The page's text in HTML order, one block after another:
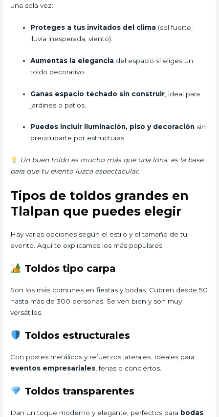
una sola vez:
Proteges a tus invitados del clima (sol fuerte,
lluvia inesperada, viento).
Aumentas la elegancia del espacio si eliges un
toldo decorativo.
Ganas espacio techado sin construir , ideal para
jardines o patios.
Puedes incluir iluminación, piso y decoración sin
preocuparte por estructuras.
Un buen toldo es mucho más que una lona: es la base
para que tu evento luzca espectacular.
Tipos de toldos grandes en
Tlalpan que puedes elegir
Hay varias opciones según el estilo y el tamaño de tu
evento. Aquí te explicamos los más populares:
Toldos tipo carpa
Son los más comunes en fiestas y bodas. Cubren desde 50
hasta más de 300 personas. Se ven bien y son muy
versátiles.
Toldos estructurales
Con postes metálicos y refuerzos laterales. Ideales para
eventos empresariales , ferias o conciertos.
Toldos transparentes
Dan un toque moderno y elegante, perfectos para bodas